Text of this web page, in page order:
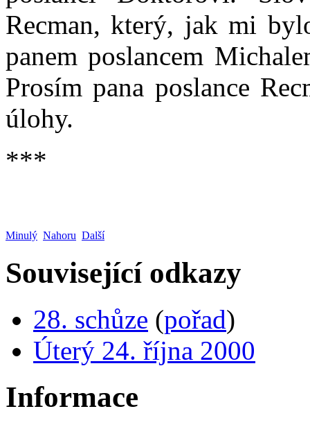
Recman, který, jak mi
panem poslancem
Prosím pana poslance
úlohy.
***
Minulý Nahoru Další
Související odkazy
28. schůze (pořad)
Úterý 24. října 2000
Informace